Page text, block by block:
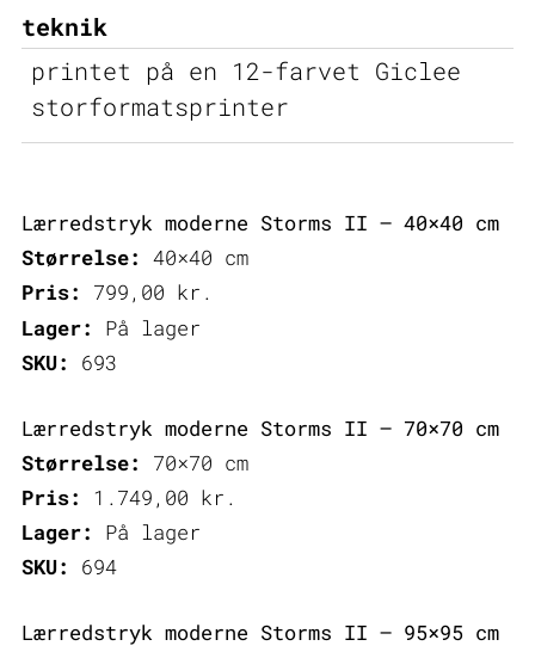
teknik
printet på en 12-farvet Giclee
storformatsprinter
Lærredstryk moderne Storms II – 40×40 cm
Størrelse: 40×40 cm
Pris:
799,00 kr.
Lager:
På lager
SKU:
693
Lærredstryk moderne Storms II – 70×70 cm
Størrelse:
70×70 cm
Pris:
1.749,00 kr.
Lager:
På lager
SKU:
694
Lærredstryk moderne Storms II – 95×95 cm